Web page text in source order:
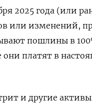
2025 года (или
или изменений,
пошлины в
платят в
и другие